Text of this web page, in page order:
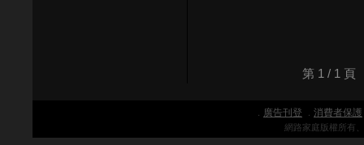
第 1 / 1
廣告刊登 消費者保護
網路家庭版權所有